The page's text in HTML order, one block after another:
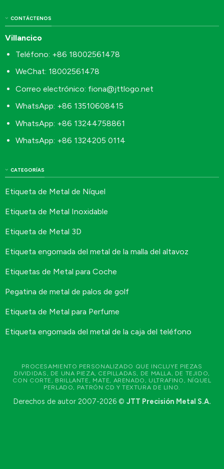
CATEGORÍAS
Etiqueta de Metal de Níquel
Etiqueta de Metal Inoxidable
Etiqueta de Metal 3D
Etiqueta engomada del metal de la malla del altavoz
Etiquetas de Metal para Coche
Pegatina de metal de palos de golf
Etiqueta de Metal para Perfume
Etiqueta engomada del metal de la caja del teléfono
CONTÁCTENOS
Villancico
Teléfono: +86 18002561478
WeChat: 18002561478
Correo electrónico: fiona@jttlogo.net
WhatsApp: +86 13510608415
WhatsApp: +86 13244758861
WhatsApp: +86 1324205 0114
PROCESAMIENTO PERSONALIZADO QUE INCLUYE PIEZAS
DIVIDIDAS, DE UNA PIEZA, CEPILLADAS, DE MALLA, DE TEJIDO,
CON CORTE, BRILLANTE, MATE, ARENADO, ULTRAFINO, NÍQUEL
PERLADO, PATRÓN CD Y TEXTURA DE LINO.
Derechos de autor 2007-2026 © JTT Precisión Metal S.A.